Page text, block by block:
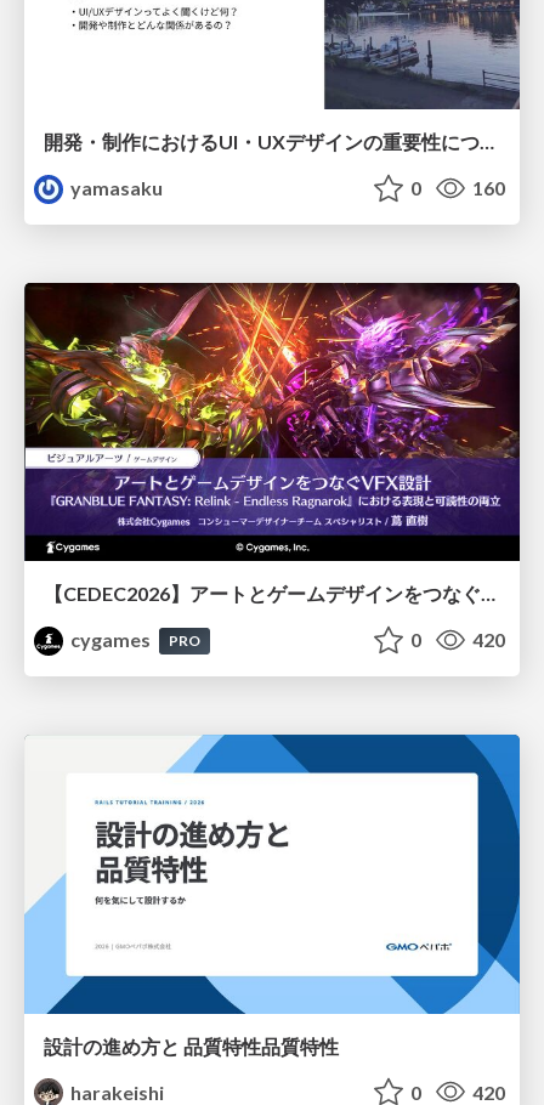
yamasaku
0 160
【CEDEC2026】アートとゲームデザインをつなぐVFX設計『GRANBLUE FANTASY: Relink - Endless Ragnarok』における表現と可読性の両立
cygames
PRO 0 420
設計の進め方と 品質特性品質特性
harakeishi
0 420